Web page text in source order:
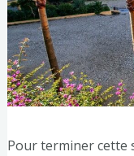
Pour terminer cette